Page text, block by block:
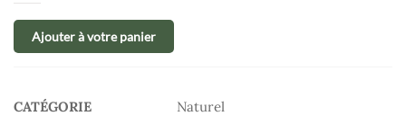
Ajouter à votre panier
CATÉGORIE Naturel